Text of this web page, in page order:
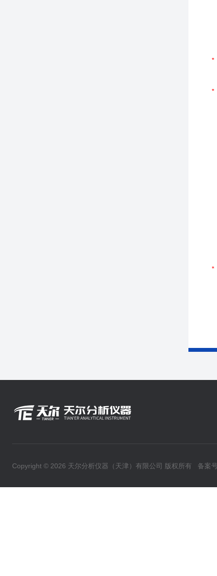
Copyright © 2026 天尔分析仪器（天津）有限公司 版权所有 备案